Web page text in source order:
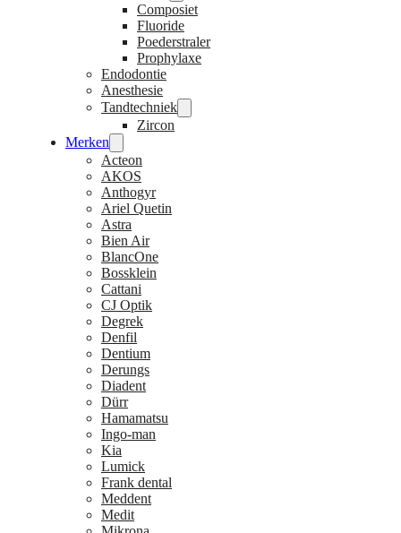
Composiet
Fluoride
Poederstraler
Prophylaxe
Endodontie
Anesthesie
Tandtechniek
Zircon
Merken
Acteon
AKOS
Anthogyr
Ariel Quetin
Astra
Bien Air
BlancOne
Bossklein
Cattani
CJ Optik
Degrek
Denfil
Dentium
Derungs
Diadent
Dürr
Hamamatsu
Ingo-man
Kia
Lumick
Frank dental
Meddent
Medit